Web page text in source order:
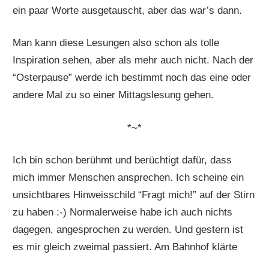
ein paar Worte ausgetauscht, aber das war’s dann.
Man kann diese Lesungen also schon als tolle
Inspiration sehen, aber als mehr auch nicht. Nach der
“Osterpause” werde ich bestimmt noch das eine oder
andere Mal zu so einer Mittagslesung gehen.
*~*
Ich bin schon berühmt und berüchtigt dafür, dass
mich immer Menschen ansprechen. Ich scheine ein
unsichtbares Hinweisschild “Fragt mich!” auf der Stirn
zu haben :-) Normalerweise habe ich auch nichts
dagegen, angesprochen zu werden. Und gestern ist
es mir gleich zweimal passiert. Am Bahnhof klärte